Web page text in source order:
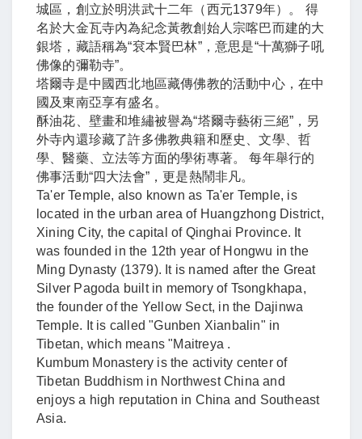
城區，創立於明洪武十二年（西元1379年）。 得
名於大金瓦寺內為紀念黃教創始人宗喀巴而建的大
銀塔，藏語稱為“袞本賢巴林”，意思是“十萬獅子吼
佛像的彌勒寺”。
塔爾寺是中國西北地區藏傳佛教的活動中心，在中
國及東南亞享有盛名。
酥油花、壁畫和堆繡被譽為“塔爾寺藝術三絕”，另
外寺內還珍藏了許多佛教典籍和歷史、文學、哲
學、醫藥、立法等方面的學術專著。 每年舉行的
佛事活動“四大法會”，更是熱鬧非凡。
Ta'er Temple, also known as Ta'er Temple, is
located in the urban area of Huangzhong District,
Xining City, the capital of Qinghai Province. It
was founded in the 12th year of Hongwu in the
Ming Dynasty (1379). It is named after the Great
Silver Pagoda built in memory of Tsongkhapa,
the founder of the Yellow Sect, in the Dajinwa
Temple. It is called "Gunben Xianbalin" in
Tibetan, which means "Maitreya .
Kumbum Monastery is the activity center of
Tibetan Buddhism in Northwest China and
enjoys a high reputation in China and Southeast
Asia.